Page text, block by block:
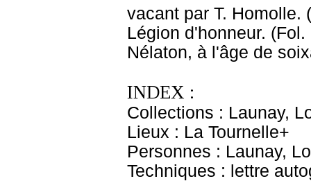
vacant par T. Homolle.
Légion d'honneur.
Nélaton, à l'âge de
INDEX :
Collections : Launay,
Lieux : La Tournelle+
Personnes : Launay,
Techniques : lettre